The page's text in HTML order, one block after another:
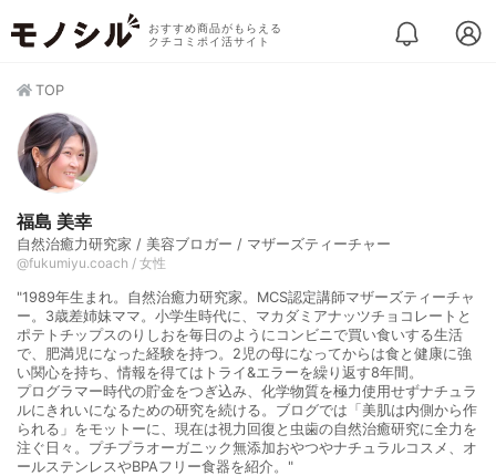
おすすめ商品がもらえる
クチコミポイ活サイト
TOP
福島 美幸
自然治癒力研究家 / 美容ブロガー / マザーズティーチャー
@fukumiyu.coach / 女性
"1989年生まれ。自然治癒力研究家。MCS認定講師マザーズティーチャ
ー。3歳差姉妹ママ。小学生時代に、マカダミアナッツチョコレートと
ポテトチップスのりしおを毎日のようにコンビニで買い食いする生活
で、肥満児になった経験を持つ。2児の母になってからは食と健康に強
い関心を持ち、情報を得てはトライ&エラーを繰り返す8年間。
プログラマー時代の貯金をつぎ込み、化学物質を極力使用せずナチュラ
ルにきれいになるための研究を続ける。ブログでは「美肌は内側から作
られる」をモットーに、現在は視力回復と虫歯の自然治癒研究に全力を
注ぐ日々。プチプラオーガニック無添加おやつやナチュラルコスメ、オ
ールステンレスやBPAフリー食器を紹介。"